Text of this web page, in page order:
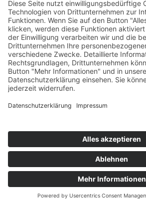
Telefon: 49 (0) 9 06 – 7 05 85 -0
Telefax: 49 (0) 9 06 – 7 05 85 70
E-Mail:info@avjs.de
Datenschutz|Impressum